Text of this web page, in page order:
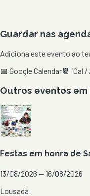
Guardar nas
Adiciona este evento ao
📅 Google Calendar📆 iCal /
Outros eventos em
Festas em honra de
13/08/2026 — 16/08/2026
Lousada